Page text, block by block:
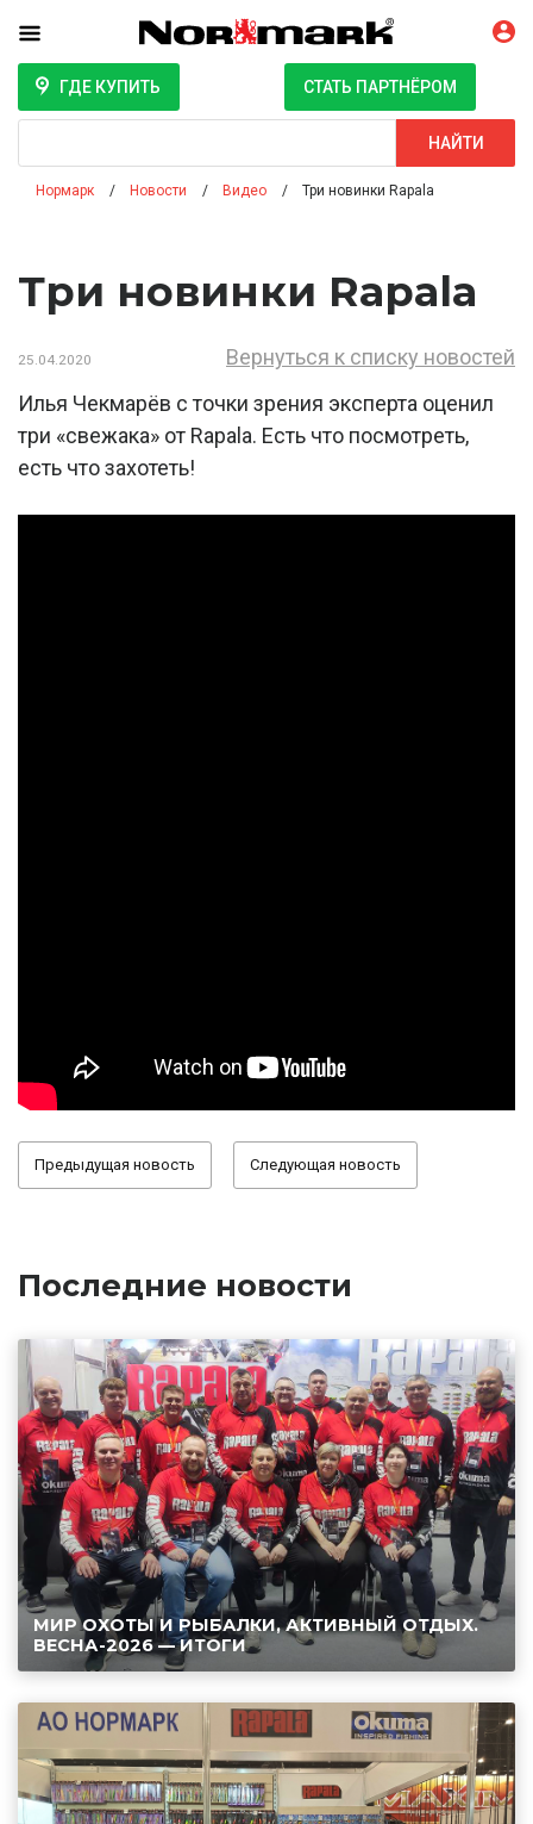
ГДЕ КУПИТЬ СТАТЬ ПАРТНЁРОМ
НАЙТИ
Нормарк Новости Видео Три новинки Rapala
Три новинки Rapala
25.04.2020
Вернуться к списку новостей
Илья Чекмарёв с точки зрения эксперта оценил
три «свежака» от Rapala. Есть что посмотреть,
есть что захотеть!
Предыдущая новость Следующая новость
Последние новости
МИР ОХОТЫ И РЫБАЛКИ, АКТИВНЫЙ ОТДЫХ.
ВЕСНА-2026 — ИТОГИ